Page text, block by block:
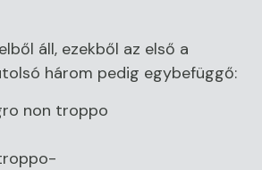
áll, ezekből az első a
három pedig egybefüggő:
non troppo